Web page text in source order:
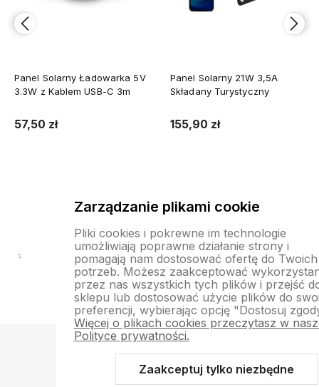
Panel Solarny 21W 3,5A
Składany Turystyczny
155,90 zł
Panel solarny składany 100W
5V/3A Ładowarka USB-C
385,00 zł
Zarządzanie plikami cookie
Pliki cookies i pokrewne im technologie
umożliwiają poprawne działanie strony i
pomagają nam dostosować ofertę do Twoich
potrzeb. Możesz zaakceptować
przez nas wszystkich tych plików i przejść
sklepu lub dostosować użycie plików do
preferencji, wybierając opcję "Dostosuj
Więcej o plikach cookies przeczytasz w
Polityce prywatności.
Zaakceptuj tylko niezbędne